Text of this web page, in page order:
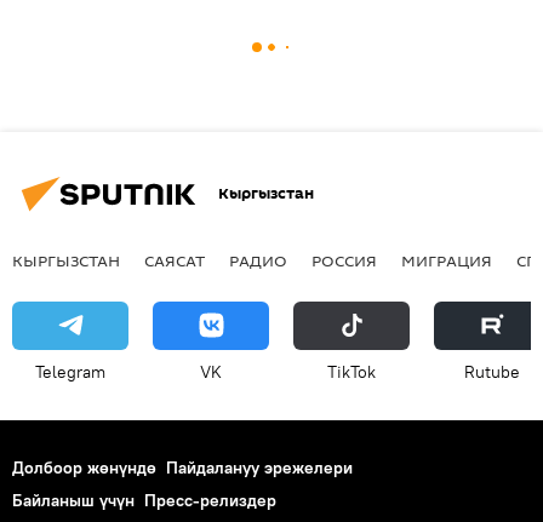
Кыргызстан
КЫРГЫЗСТАН САЯСАТ РАДИО РОССИЯ МИГРАЦИЯ
Telegram VK ТikТоk Rutube
Долбоор жөнүндө Пайдалануу эрежелери
Байланыш үчүн Пресс-релиздер